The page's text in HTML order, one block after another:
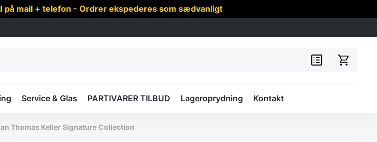
mail + telefon - Ordrer ekspederes som sædvanligt
Service & Glas PARTIVARER TILBUD Lageroprydning Kontakt
Thomas Keller Signature Collection